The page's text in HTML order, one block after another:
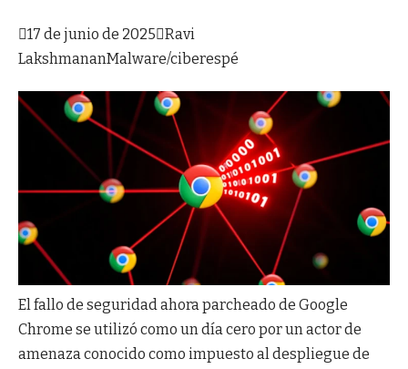
17 de junio de 2025Ravi
LakshmananMalware/ciberespé
El fallo de seguridad ahora parcheado de Google
Chrome se utilizó como un día cero por un actor de
amenaza conocido como impuesto al despliegue de